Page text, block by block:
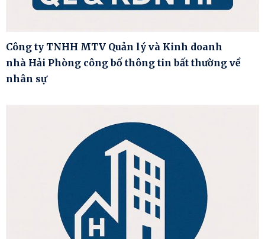
Công ty TNHH MTV Quản lý và Kinh doanh
nhà Hải Phòng công bố thông tin bất thường về
nhân sự